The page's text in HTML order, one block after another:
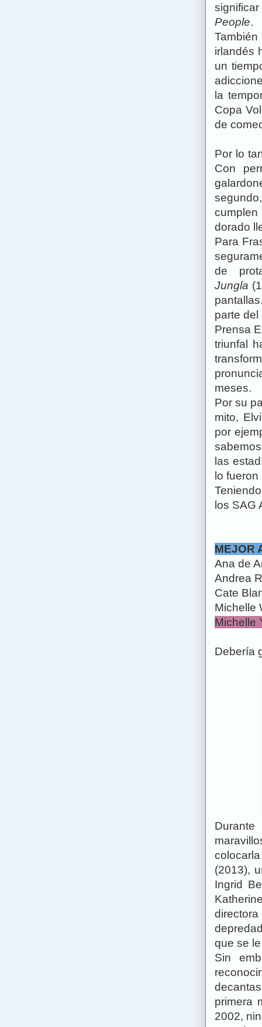
People.
irlandés
un
la
Copa
de
Por lo
Con
cumplen
dorado
Para
de
Jungla
parte
Prensa
triunfal
meses.
Por su
mito,
por
las
lo
los SAG
MEJOR
Ana de
Andrea
Cate
Michelle
Michelle
Debería
(2013),
Ingrid
que se
Sin
primera
2002,